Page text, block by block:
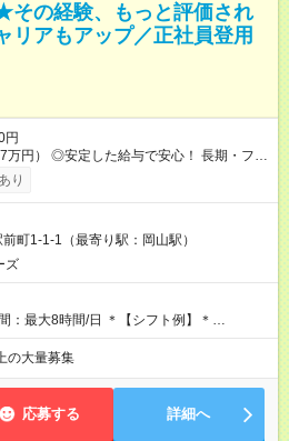
その経験、もっと評価され
リアもアップ／正社員登用
円
心！ 長期・フル
ける方にお越しいただきたいと思っていま
ることはないので、安定した給与が入りま
思います。このあたりは柔軟に対応する
ヶ月の試用期間がありま
更はありません。 【試用期間】試
の長さ：2ヶ月 雇用形態、給与は本採用時
り
町1-1-1（最寄り駅：岡山駅）
ズ
：最大8時間/日 ＊【シフト例】＊
11:00～20:00 (3) 12:00～21:00 など ◎
休憩1時間です。中抜けシフトなどはあり
に応じますのでおっしゃってください！
の大量募集
応募する 詳細へ